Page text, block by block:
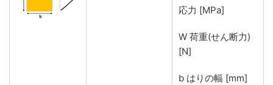
応力 [MPa]
W 荷重(せん断力)
[N]
b はりの幅 [mm]